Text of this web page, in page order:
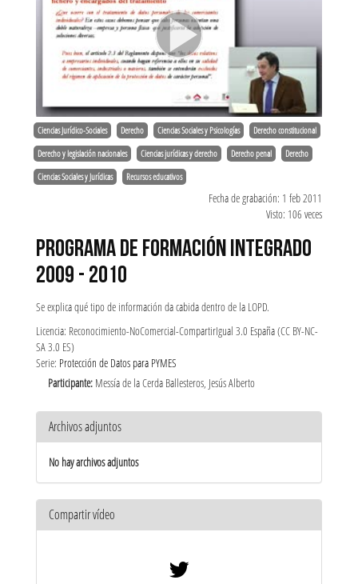
Ciencias Jurídico-Sociales Derecho Ciencias Sociales y Psicologías Derecho constitucional
Derecho y legislación nacionales Ciencias jurídicas y derecho Derecho penal Derecho
Ciencias Sociales y Jurídicas Recursos educativos
Fecha de grabación: 1 feb 2011
Visto: 106 veces
PROGRAMA DE FORMACIÓN INTEGRADO
2009 - 2010
Se explica qué tipo de información da cabida dentro de la LOPD.
Licencia: Reconocimiento-NoComercial-CompartirIgual 3.0 España (CC BY-NC-
SA 3.0 ES)
Serie: Protección de Datos para PYMES
Participante: Messía de la Cerda Ballesteros, Jesús Alberto
Archivos adjuntos
No hay archivos adjuntos
Compartir vídeo